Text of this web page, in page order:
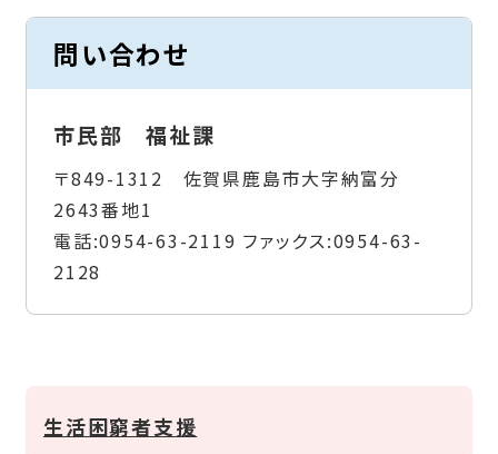
問い合わせ
市民部 福祉課
〒849-1312 佐賀県鹿島市大字納富分
2643番地1
電話:0954-63-2119 ファックス:0954-63-
2128
生活困窮者支援